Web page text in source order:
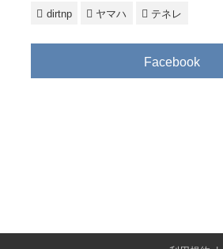
dirtnp ヤマハ テネレ
Facebook